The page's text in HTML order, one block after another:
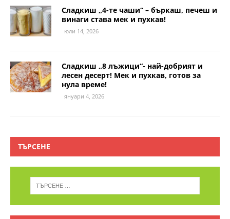
Сладкиш „4-те чаши“ – бъркаш, печеш и
винаги става мек и пухкав!
юли 14, 2026
Сладкиш „8 лъжици“- най-добрият и
лесен десерт! Мек и пухкав, готов за
нула време!
януари 4, 2026
ТЪРСЕНЕ